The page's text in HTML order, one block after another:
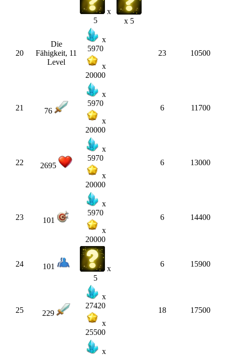
x
5
x 5
20
Die
Fähigkeit, 11
Level
x
5970
x
20000
23 10500
21 76
x
5970
x
20000
6 11700
22 2695
x
5970
x
20000
6 13000
23 101
x
5970
x
20000
6 14400
24 101
x
5
6 15900
25 229
x
27420
x
25500
18 17500
x